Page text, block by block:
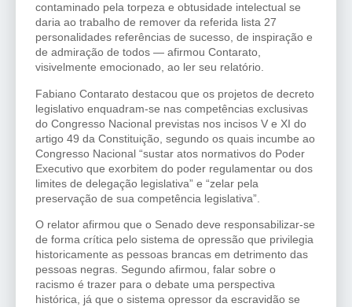
contaminado pela torpeza e obtusidade intelectual se
daria ao trabalho de remover da referida lista 27
personalidades referências de sucesso, de inspiração e
de admiração de todos — afirmou Contarato,
visivelmente emocionado, ao ler seu relatório.
Fabiano Contarato destacou que os projetos de decreto
legislativo enquadram-se nas competências exclusivas
do Congresso Nacional previstas nos incisos V e XI do
artigo 49 da Constituição, segundo os quais incumbe ao
Congresso Nacional “sustar atos normativos do Poder
Executivo que exorbitem do poder regulamentar ou dos
limites de delegação legislativa” e “zelar pela
preservação de sua competência legislativa”.
O relator afirmou que o Senado deve responsabilizar-se
de forma crítica pelo sistema de opressão que privilegia
historicamente as pessoas brancas em detrimento das
pessoas negras. Segundo afirmou, falar sobre o
racismo é trazer para o debate uma perspectiva
histórica, já que o sistema opressor da escravidão se